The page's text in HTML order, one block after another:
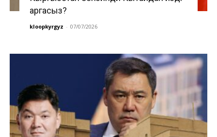
аргасыз?
kloopkyrgyz - 07/07/2026